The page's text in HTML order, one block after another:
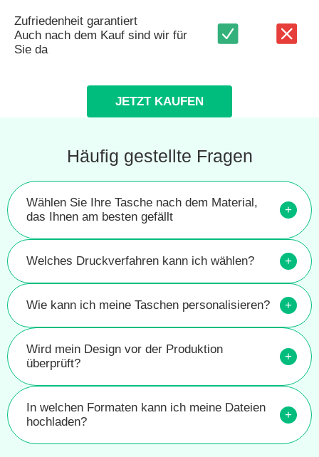
Zufriedenheit garantiert
Auch nach dem Kauf sind wir für
Sie da
JETZT KAUFEN
Häufig gestellte Fragen
Wählen Sie Ihre Tasche nach dem Material,
das Ihnen am besten gefällt
+
Welches Druckverfahren kann ich wählen? +
Wie kann ich meine Taschen personalisieren? +
Wird mein Design vor der Produktion
überprüft?
+
In welchen Formaten kann ich meine Dateien
hochladen?
+